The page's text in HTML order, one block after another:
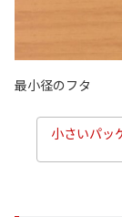
最小径のフタ
小さいパッ